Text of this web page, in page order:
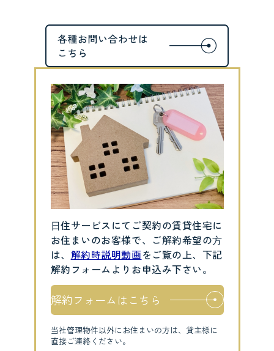
⽇住サービスにてご契約の賃貸住宅に
お住まいのお客様で、ご解約希望の⽅
は、 解約時説明動画をご覧の上、下記
解約フォームよりお申込み下さい。
解約フォームはこちら
当社管理物件以外にお住まいの方は、貸主様に
直接ご連絡ください。